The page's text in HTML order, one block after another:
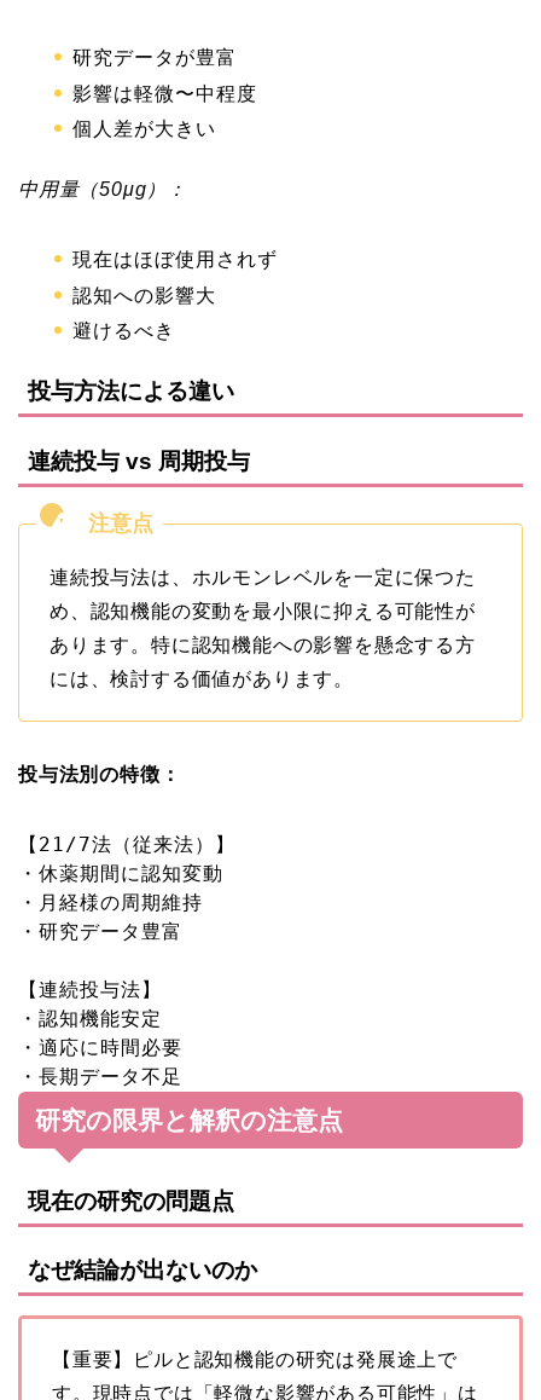
研究データが豊富
影響は軽微〜中程度
個人差が大きい
中用量（50μg）：
現在はほぼ使用されず
認知への影響大
避けるべき
投与方法による違い
連続投与 vs 周期投与
連続投与法は、ホルモンレベルを一定に保つた
め、認知機能の変動を最小限に抑える可能性が
あります。特に認知機能への影響を懸念する方
には、検討する価値があります。
投与法別の特徴：
【21/7法（従来法）】
・休薬期間に認知変動
・月経様の周期維持
・研究データ豊富
【連続投与法】
・認知機能安定
・適応に時間必要
研究の限界と解釈の注意点
現在の研究の問題点
なぜ結論が出ないのか
【重要】ピルと認知機能の研究は発展途上で
す。現時点では「軽微な影響がある可能性」は